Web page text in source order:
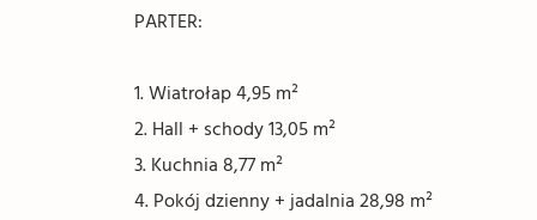
PARTER:
1. Wiatrołap 4,95 m²
2. Hall + schody 13,05 m²
3. Kuchnia 8,77 m²
4. Pokój dzienny + jadalnia 28,98 m²